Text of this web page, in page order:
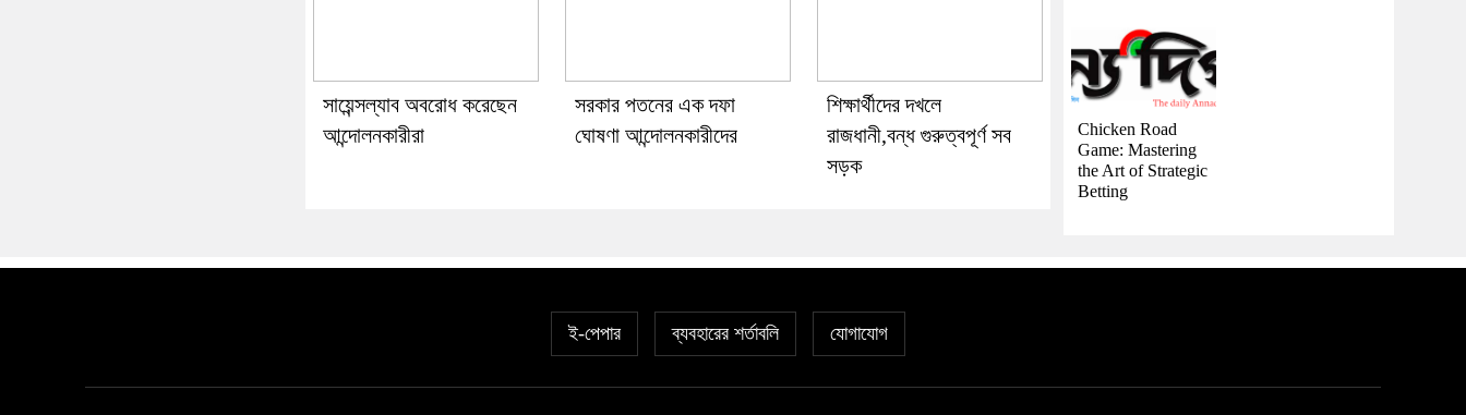
সায়েন্সল্যাব অবরোধ করেছেন
আন্দোলনকারীরা
সরকার পতনের এক দফা
ঘোষণা আন্দোলনকারীদের
শিক্ষার্থীদের দখলে
রাজধানী,বন্ধ গুরুত্বপূর্ণ সব
সড়ক
Chicken Road
Game: Mastering
the Art of Strategic
Betting
ই-পেপার ব্যবহারের শর্তাবলি যোগাযোগ